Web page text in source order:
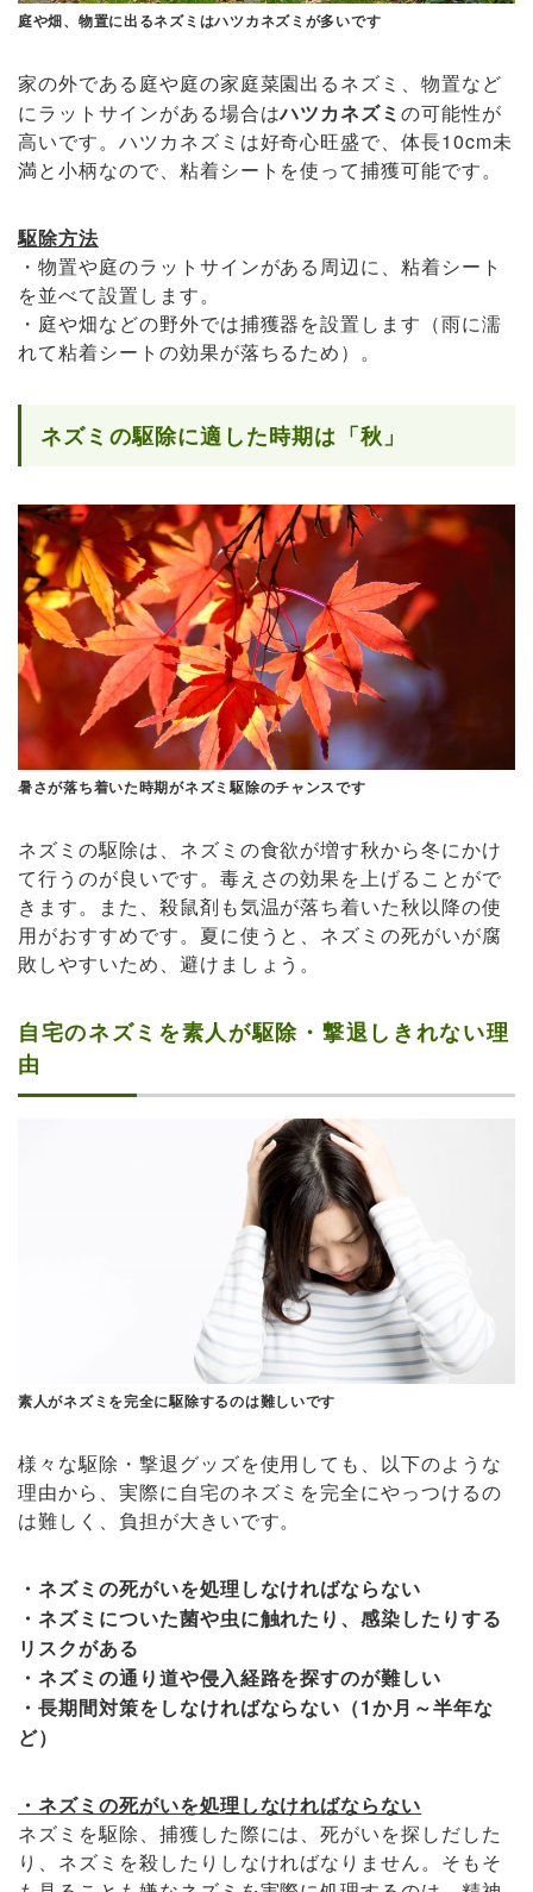
庭や畑、物置に出るネズミはハツカネズミが多いです
家の外である庭や庭の家庭菜園出るネズミ、物置など
にラットサインがある場合はハツカネズミの可能性が
高いです。ハツカネズミは好奇心旺盛で、体長10cm未
満と小柄なので、粘着シートを使って捕獲可能です。
駆除方法
・物置や庭のラットサインがある周辺に、粘着シート
を並べて設置します。
・庭や畑などの野外では捕獲器を設置します（雨に濡
れて粘着シートの効果が落ちるため）。
ネズミの駆除に適した時期は「秋」
暑さが落ち着いた時期がネズミ駆除のチャンスです
ネズミの駆除は、ネズミの食欲が増す秋から冬にかけ
て行うのが良いです。毒えさの効果を上げることがで
きます。また、殺鼠剤も気温が落ち着いた秋以降の使
用がおすすめです。夏に使うと、ネズミの死がいが腐
敗しやすいため、避けましょう。
自宅のネズミを素人が駆除・撃退しきれない理
由
素人がネズミを完全に駆除するのは難しいです
様々な駆除・撃退グッズを使用しても、以下のような
理由から、実際に自宅のネズミを完全にやっつけるの
は難しく、負担が大きいです。
・ネズミの死がいを処理しなければならない
・ネズミについた菌や虫に触れたり、感染したりする
リスクがある
・ネズミの通り道や侵入経路を探すのが難しい
・長期間対策をしなければならない（1か月～半年な
ど）
・ネズミの死がいを処理しなければならない
ネズミを駆除、捕獲した際には、死がいを探しだした
り、ネズミを殺したりしなければなりません。そもそ